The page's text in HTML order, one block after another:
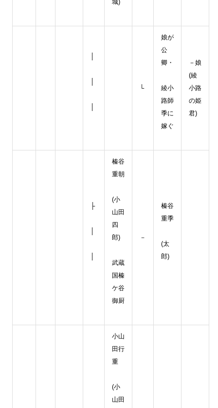
城)
└
娘が
公
卿・
綾小
路師
季に
嫁ぐ
－娘
(綾
小路
の姫
君)
├
榛谷
重朝
(小
山田
四
郎)
武蔵
国榛
ケ谷
御厨
－
榛谷
重季
(太
郎)
小山
田行
重
(小
山田